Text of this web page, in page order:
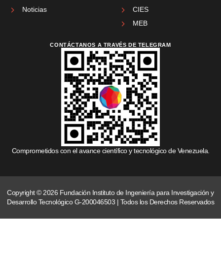
Noticias
CIES
MEB
CONTÁCTANOS A TRAVÉS DE TELEGRAM
Comprometidos con el avance científico y tecnológico de Venezuela.
Copyright © 2026 Fundación Instituto de Ingeniería para Investigación y
Desarrollo Tecnológico G-200046503 | Todos los Derechos Reservados